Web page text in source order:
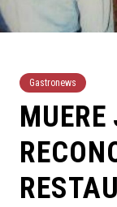
Gastronews
MUERE